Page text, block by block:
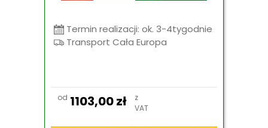
Termin realizacji: ok. 3-4tygodnie
Transport Cała Europa
od 1103,00zł
z
VAT